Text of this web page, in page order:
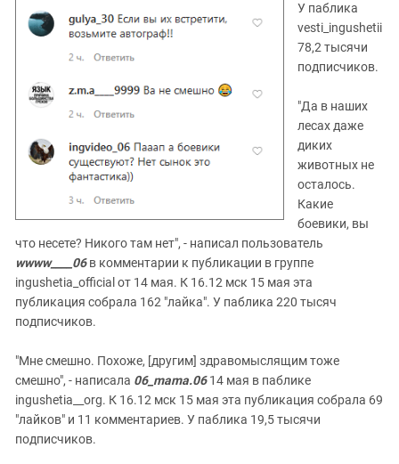
У паблика
vesti_ingushetii
78,2 тысячи
подписчиков.
"Да в наших
лесах даже
диких
животных не
осталось.
Какие
боевики, вы
что несете? Никого там нет", - написал пользователь
wwww____06 в комментарии к публикации в группе
ingushetia_official от 14 мая. К 16.12 мск 15 мая эта
публикация собрала 162 "лайка". У паблика 220 тысяч
подписчиков.
"Мне смешно. Похоже, [другим] здравомыслящим тоже
смешно", - написала 06_mama.0614 мая в паблике
ingushetia__org. К 16.12 мск 15 мая эта публикация собрала 69
"лайков" и 11 комментариев. У паблика 19,5 тысячи
подписчиков.